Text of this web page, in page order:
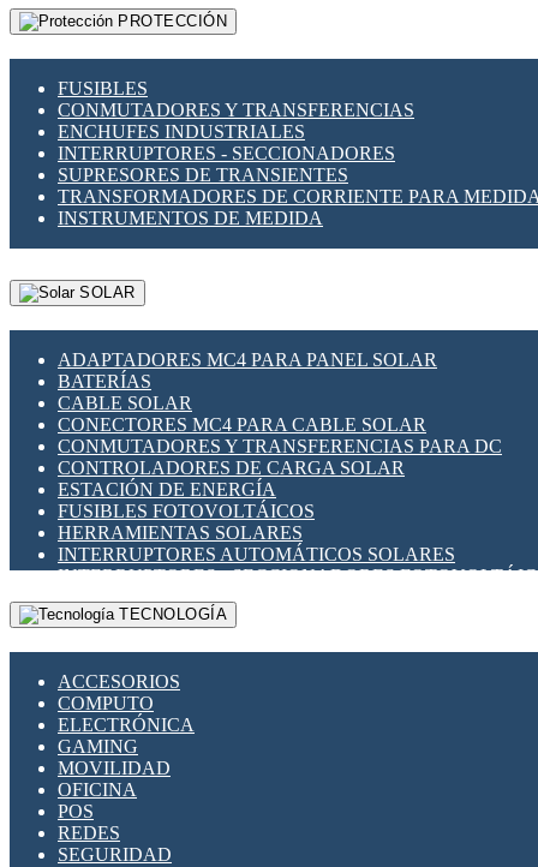
PROTECCIÓN
FUSIBLES
CONMUTADORES Y TRANSFERENCIAS
ENCHUFES INDUSTRIALES
INTERRUPTORES - SECCIONADORES
SUPRESORES DE TRANSIENTES
TRANSFORMADORES DE CORRIENTE PARA
INSTRUMENTOS DE MEDIDA
SOLAR
ADAPTADORES MC4 PARA PANEL SOLAR
BATERÍAS
CABLE SOLAR
CONECTORES MC4 PARA CABLE SOLAR
CONMUTADORES Y TRANSFERENCIAS PARA DC
CONTROLADORES DE CARGA SOLAR
ESTACIÓN DE ENERGÍA
FUSIBLES FOTOVOLTÁICOS
HERRAMIENTAS SOLARES
INTERRUPTORES AUTOMÁTICOS SOLARES
INTERRUPTORES - SECCIONADORES
MONTAJE PANEL SOLAR
PORTA FUSIBLES Y SECCIONADORES
TECNOLOGÍA
ACCESORIOS
COMPUTO
ELECTRÓNICA
GAMING
MOVILIDAD
OFICINA
POS
REDES
SEGURIDAD